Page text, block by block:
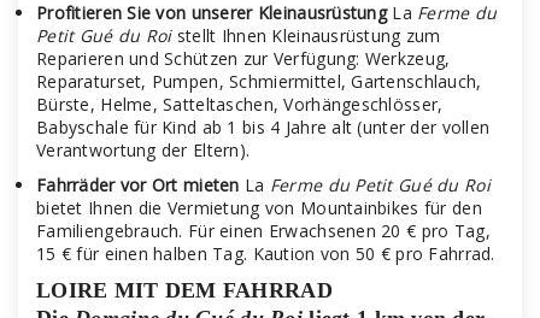
Profitieren Sie von unserer KleinausrüstungLa Ferme du
Petit Gué du Roistellt Ihnen Kleinausrüstung zum
Reparieren und Schützen zur Verfügung: Werkzeug,
Reparaturset, Pumpen, Schmiermittel, Gartenschlauch,
Bürste, Helme, Satteltaschen, Vorhängeschlösser,
Babyschale für Kind ab 1 bis 4 Jahre alt (unter der vollen
Verantwortung der Eltern).
Fahrräder vor Ort mieten La Ferme du Petit Gué du Roi
bietet Ihnen die Vermietung von Mountainbikes für den
Familiengebrauch. Für einen Erwachsenen 20 € pro Tag,
15 € für einen halben Tag. Kaution von 50 € pro Fahrrad.
LOIRE MIT DEM FAHRRAD